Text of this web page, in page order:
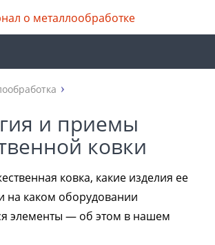
и приемы
ковки
ковка, какие изделия ее
на каком оборудовании
элементы — об этом в нашем